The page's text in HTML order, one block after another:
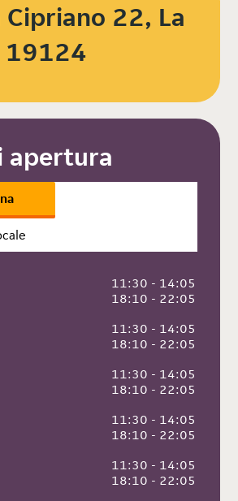
Cipriano 22, La
19124
apertura
11:30 - 14:05
18:10 - 22:05
11:30 - 14:05
18:10 - 22:05
11:30 - 14:05
18:10 - 22:05
11:30 - 14:05
18:10 - 22:05
11:30 - 14:05
18:10 - 22:05